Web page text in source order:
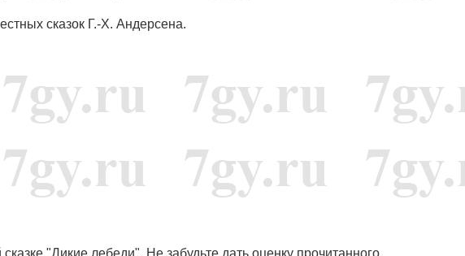
сказок Г.-Х. Андерсена.
"Дикие лебеди". Не забудьте дать оценку прочитанного.